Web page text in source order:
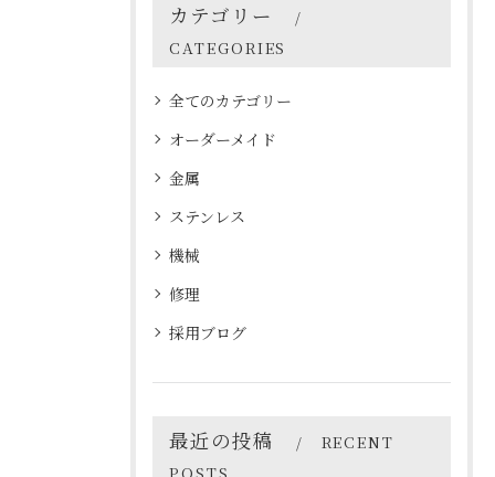
カテゴリー
CATEGORIES
全てのカテゴリー
オーダーメイド
金属
ステンレス
機械
修理
採用ブログ
最近の投稿
RECENT
POSTS